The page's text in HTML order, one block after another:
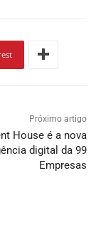
Próximo artigo
House é a nova
digital da 99
Empresas